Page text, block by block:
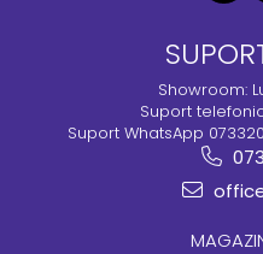
Showroom:
Suport
Suport WhatsApp